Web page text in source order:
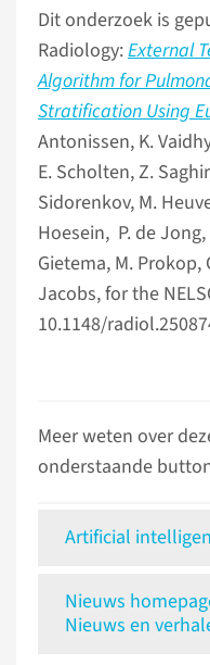
Dit onderzoek is
Radiology:External
Algorithm for
Stratification Using
Antonissen, K.
E. Scholten, Z.
Sidorenkov, M.
Hoesein, P. de
Gietema, M. Prokop,
Jacobs, for the
10.1148/
Meer weten over
onderstaande
Artificial
Nieuws
Nieuws en